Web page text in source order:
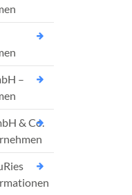
–
& Co.